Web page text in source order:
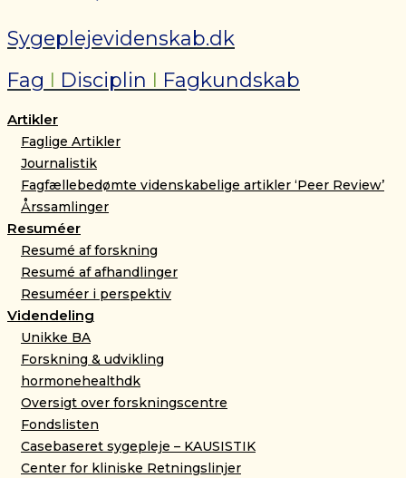
Sygeplejevidenskab.dk
Fag I Disciplin I Fagkundskab
Artikler
Faglige Artikler
Journalistik
Fagfællebedømte videnskabelige artikler ‘Peer Review’
Årssamlinger
Resuméer
Resumé af forskning
Resumé af afhandlinger
Resuméer i perspektiv
Videndeling
Unikke BA
Forskning & udvikling
hormonehealthdk
Oversigt over forskningscentre
Fondslisten
Casebaseret sygepleje – KAUSISTIK
Center for kliniske Retningslinjer